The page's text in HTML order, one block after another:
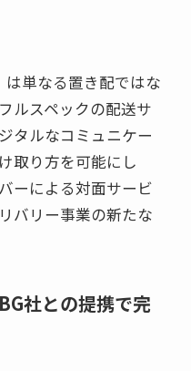
は単なる置き配ではな
ルスペックの配送サ
タルなコミュニケー
取り方を可能にし
ーによる対面サービ
バリー事業の新たな
社との提携で完